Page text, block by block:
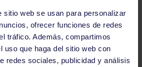
sitio web se usan para personalizar
ofrecer funciones de redes
tráfico. Además, compartimos
uso que haga del sitio web con
redes sociales, publicidad y análisis